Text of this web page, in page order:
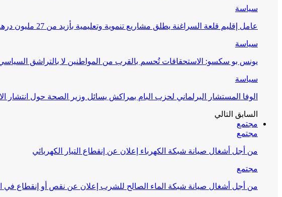
سياسة
عامل إقليم قلعة السراغنة يطلق مشاريع تنموية وتعليمية بأزيد من 27 مليون درهم احتفاءً…
سياسة
يونس بو سكسو: الاستحقاقات تُحسم بالقرب من المواطنين لا بالتراشق
سياسة
الوفا المستشار البرلماني لحزب البام بمراكش يسائل وزير الصحة حول انتشار
السابق التالي
مجتمع
مجتمع
من أجل أشغال صيانة شبكة الكهرباء إعلان عن إنقطاع التيار الكهربائي
مجتمع
من أجل أشغال صيانة شبكة الماء الصالح للشرب إعلان عن نقص أو إنقطاع في